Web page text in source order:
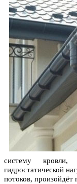
систему кровли,
гидростатической
потоков,